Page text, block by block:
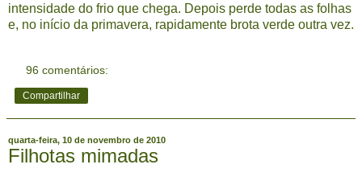
intensidade do frio que chega. Depois perde todas as folhas
e, no início da primavera, rapidamente brota verde outra vez.
96 comentários:
Compartilhar
quarta-feira, 10 de novembro de 2010
Filhotas mimadas